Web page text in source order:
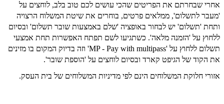
אחרי שבחרתם את הפריטים שהכי עושים לכם טוב בלב, לוחצים על
'מעבר לתשלום', ממלאים פרטים, בוחרים את שיטת המשלוח הרצויה
ותחת 'תשלום' יש לבחור באופציה 'שלם באמצעות שובר תשלום' ובסיום
ללחוץ על 'הזמנה מלאה'. כשתגיעו לשם תפתח האפשרות תחת אמצעי
תשלום ללחוץ על 'MP - Pay with multipass' וזה בדיוק המקום בו מזינים
את הקוד של הגיפט קארד ובסיום לוחצים על 'הוספת שובר'.
אזורי חלוקת המשלוחים הינם לפי מדיניות המשלוחים של בית העסק.